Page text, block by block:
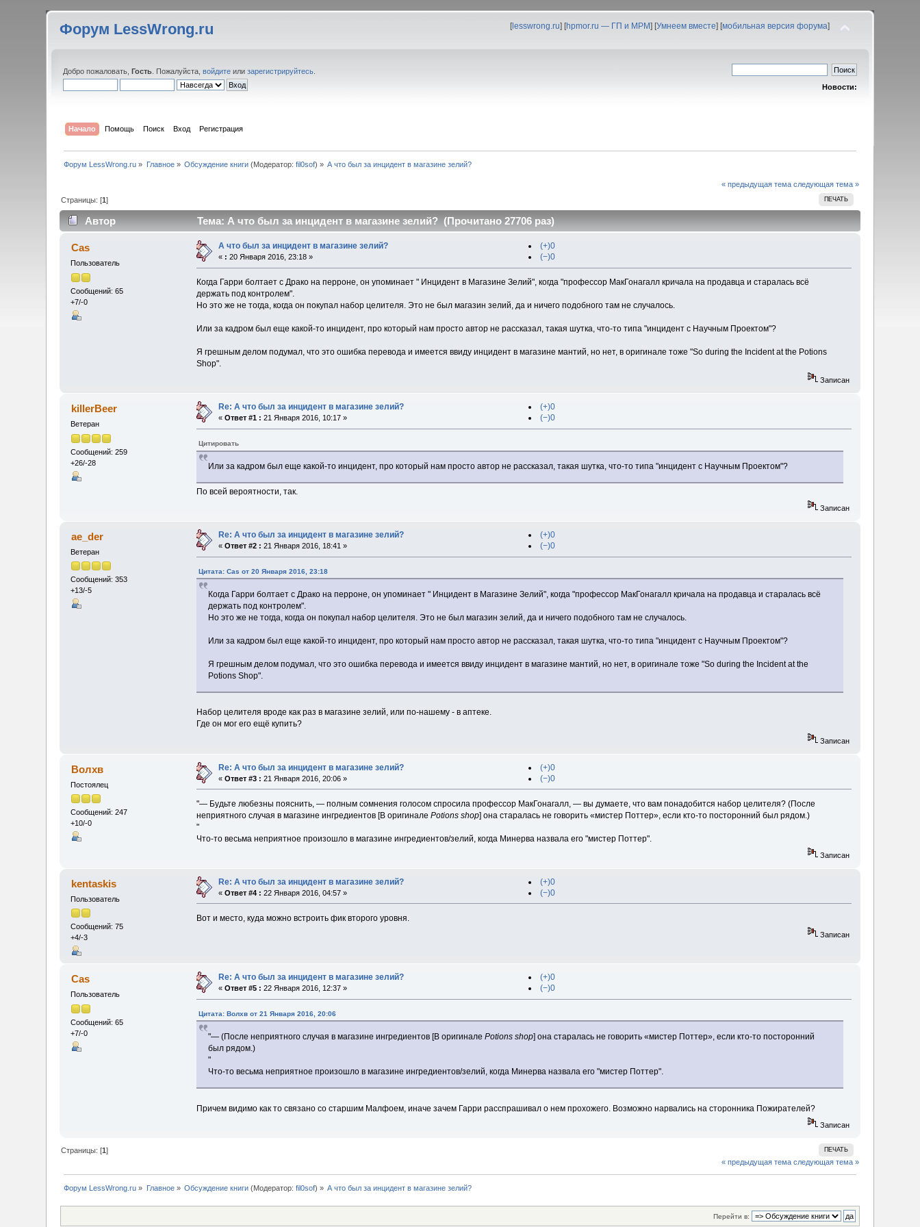
Форум LessWrong.ru [lesswrong.ru] [hpmor.ru — ГП и МРМ] [Умнеем вместе] [мобильная версия форума]
Добро пожаловать,Гость . Пожалуйста,войдите илизарегистрируйтесь
Новости:
Начало Помощь Поиск Вход Регистрация
Форум LessWrong.ru » Главное» Обсуждение книги (Модератор:fil0sof) » А что был за инцидент в магазине зелий?
« предыдущая тема следующая тема »
ПЕЧАТЬ
Страницы: [1]
Автор Тема: А что был за инцидент в магазине зелий? (Прочитано 27706 раз)
Cas
Пользователь
Сообщений: 65
+7/-0
А что был за инцидент в магазине зелий?
« : 20 Января 2016, 23:18 »
(+)0
(−)0
Когда Гарри болтает с Драко на перроне, он упоминает " Инцидент в Магазине Зелий", когда "профессор МакГонагалл кричала на продавца и старалась всё
держать под контролем".
Но это же не тогда, когда он покупал набор целителя. Это не был магазин зелий, да и ничего подобного там не случалось.
Или за кадром был еще какой-то инцидент, про который нам просто автор не рассказал, такая шутка, что-то типа "инцидент с Научным Проектом"?
Я грешным делом подумал, что это ошибка перевода и имеется ввиду инцидент в магазине мантий, но нет, в оригинале тоже "So during the Incident at the Potions
Shop".
Записан
killerBeer
Ветеран
Сообщений: 259
+26/-28
Re: А что был за инцидент в магазине зелий?
«Ответ #1 : 21 Января 2016, 10:17 »
(+)0
(−)0
Цитировать
Или за кадром был еще какой-то инцидент, про который нам просто автор не рассказал, такая шутка, что-то типа "инцидент с Научным Проектом"?
По всей вероятности, так.
Записан
ae_der
Ветеран
Сообщений: 353
+13/-5
Re: А что был за инцидент в магазине зелий?
«Ответ #2 : 21 Января 2016, 18:41 »
(+)0
(−)0
Цитата: Cas от 20 Января 2016, 23:18
Когда Гарри болтает с Драко на перроне, он упоминает " Инцидент в Магазине Зелий", когда "профессор МакГонагалл кричала на продавца и старалась всё
держать под контролем".
Но это же не тогда, когда он покупал набор целителя. Это не был магазин зелий, да и ничего подобного там не случалось.
Или за кадром был еще какой-то инцидент, про который нам просто автор не рассказал, такая шутка, что-то типа "инцидент с Научным Проектом"?
Я грешным делом подумал, что это ошибка перевода и имеется ввиду инцидент в магазине мантий, но нет, в оригинале тоже "So during the Incident at the
Potions Shop".
Набор целителя вроде как раз в магазине зелий, или по-нашему - в аптеке.
Где он мог его ещё купить?
Записан
Волхв
Постоялец
Сообщений: 247
+10/-0
Re: А что был за инцидент в магазине зелий?
«Ответ #3 : 21 Января 2016, 20:06 »
(+)0
(−)0
"— Будьте любезны пояснить, — полным сомнения голосом спросила профессор МакГонагалл, — вы думаете, что вам понадобится набор целителя? (После
неприятного случая в магазине ингредиентов [В оригинале Potions shop] она старалась не говорить «мистер Поттер», если кто-то посторонний был рядом.)
"
Что-то весьма неприятное произошло в магазине ингредиентов/зелий, когда Минерва назвала его "мистер Поттер".
Записан
kentaskis
Пользователь
Сообщений: 75
+4/-3
Re: А что был за инцидент в магазине зелий?
«Ответ #4 : 22 Января 2016, 04:57 »
(+)0
(−)0
Вот и место, куда можно встроить фик второго уровня.
Записан
Cas
Пользователь
Сообщений: 65
+7/-0
Re: А что был за инцидент в магазине зелий?
«Ответ #5 : 22 Января 2016, 12:37 »
(+)0
(−)0
Цитата: Волхв от 21 Января 2016, 20:06
"— (После неприятного случая в магазине ингредиентов [В оригиналеPotions shop] она старалась не говорить «мистер Поттер», если кто-то посторонний
был рядом.)
"
Что-то весьма неприятное произошло в магазине ингредиентов/зелий, когда Минерва назвала его "мистер Поттер".
Причем видимо как то связано со старшим Малфоем, иначе зачем Гарри расспрашивал о нем прохожего. Возможно нарвались на сторонника Пожирателей?
Записан
ПЕЧАТЬ
Страницы: [1]
« предыдущая тема следующая тема »
Форум LessWrong.ru » Главное» Обсуждение книги (Модератор:fil0sof) » А что был за инцидент в магазине зелий?
Перейти в: